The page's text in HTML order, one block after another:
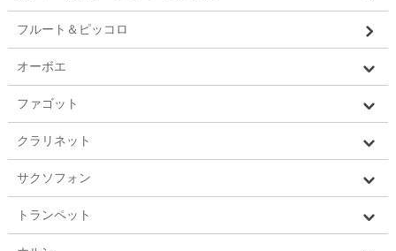
フルート＆ピッコロ
オーボエ
ファゴット
クラリネット
サクソフォン
トランペット